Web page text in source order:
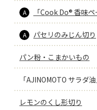
もっと見る
A 「Cook Do® 香味ペ
A パセリのみじん切り
パン粉・こまかいもの
「AJINOMOTO サラダ油
レモンのくし形切り